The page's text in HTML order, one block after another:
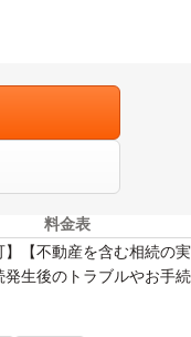
料金表
【不動産を含む相続の実
生後のトラブルやお手続